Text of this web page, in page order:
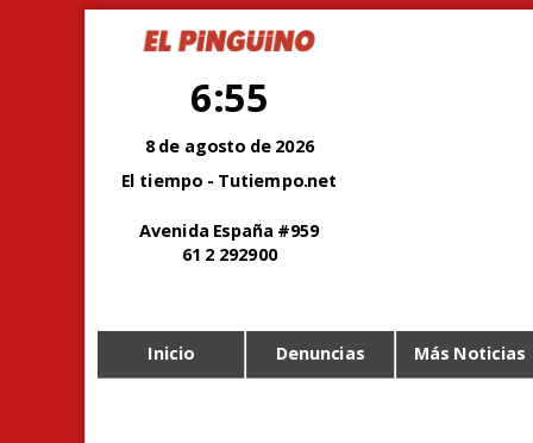
6:55
8 de agosto de 2026
El tiempo - Tutiempo.net
Avenida España #959
61 2 292900
Inicio Denuncias Más Noticias